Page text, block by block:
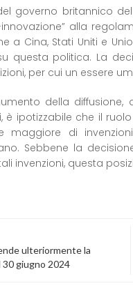
governo britannico
alla
a Cina, Stati Uniti e
questa politica. La
per cui un essere
della
è ipotizzabile che il
maggiore di
Sebbene la
invenzioni, questa
ulteriormente la
30 giugno 2024